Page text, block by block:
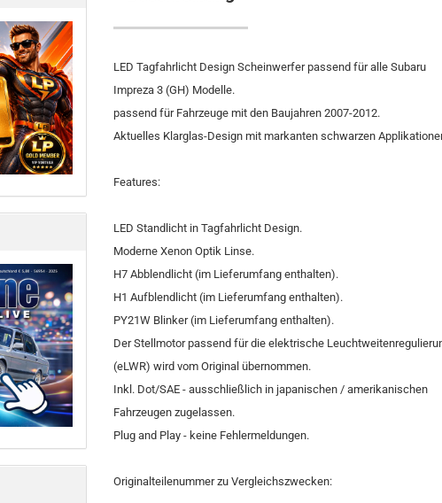
LED Tagfahrlicht Design Scheinwerfer passend für alle Subaru
Impreza 3 (GH) Modelle.
passend für Fahrzeuge mit den Baujahren 2007-2012.
Aktuelles Klarglas-Design mit markanten schwarzen
Features:
LED Standlicht in Tagfahrlicht Design.
Moderne Xenon Optik Linse.
H7 Abblendlicht (im Lieferumfang enthalten).
H1 Aufblendlicht (im Lieferumfang enthalten).
PY21W Blinker (im Lieferumfang enthalten).
Der Stellmotor passend für die elektrische
(eLWR) wird vom Original übernommen.
Inkl. Dot/SAE - ausschließlich in japanischen / amerikanischen
Fahrzeugen zugelassen.
Plug and Play - keine Fehlermeldungen.
Originalteilenummer zu Vergleichszwecken: